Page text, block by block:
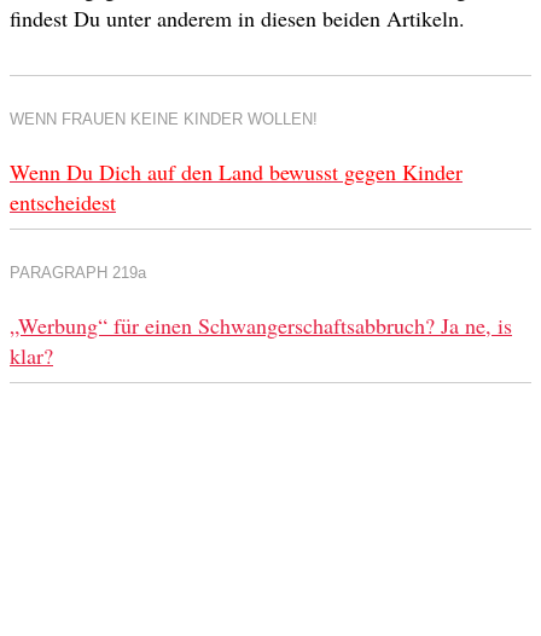
findest Du unter anderem in diesen beiden Artikeln.
WENN FRAUEN KEINE KINDER WOLLEN!
Wenn Du Dich auf den Land bewusst gegen Kinder
entscheidest
PARAGRAPH 219a
„Werbung“ für einen Schwangerschaftsabbruch? Ja ne, is
klar?